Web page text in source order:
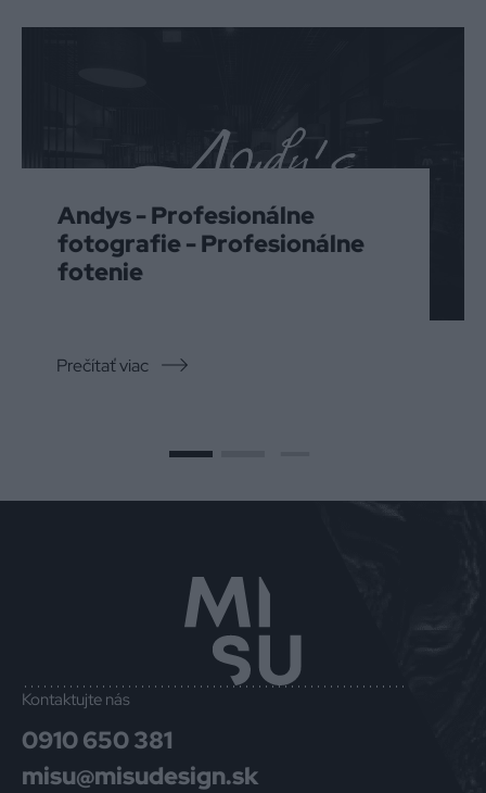
Andys - Profesionálne
fotografie - Profesionálne
fotenie
Prečítať viac
Kontaktujte nás
0910 650 381
misu@misudesign.sk